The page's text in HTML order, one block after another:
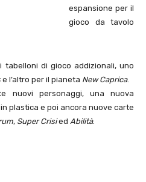
espansione per il
gioco da tavolo
di gioco addizionali, uno
e l’altro per il pianeta New Caprica.
nuovi personaggi, una nuova
plastica e poi ancora nuove carte
, Super Crisied Abilità.